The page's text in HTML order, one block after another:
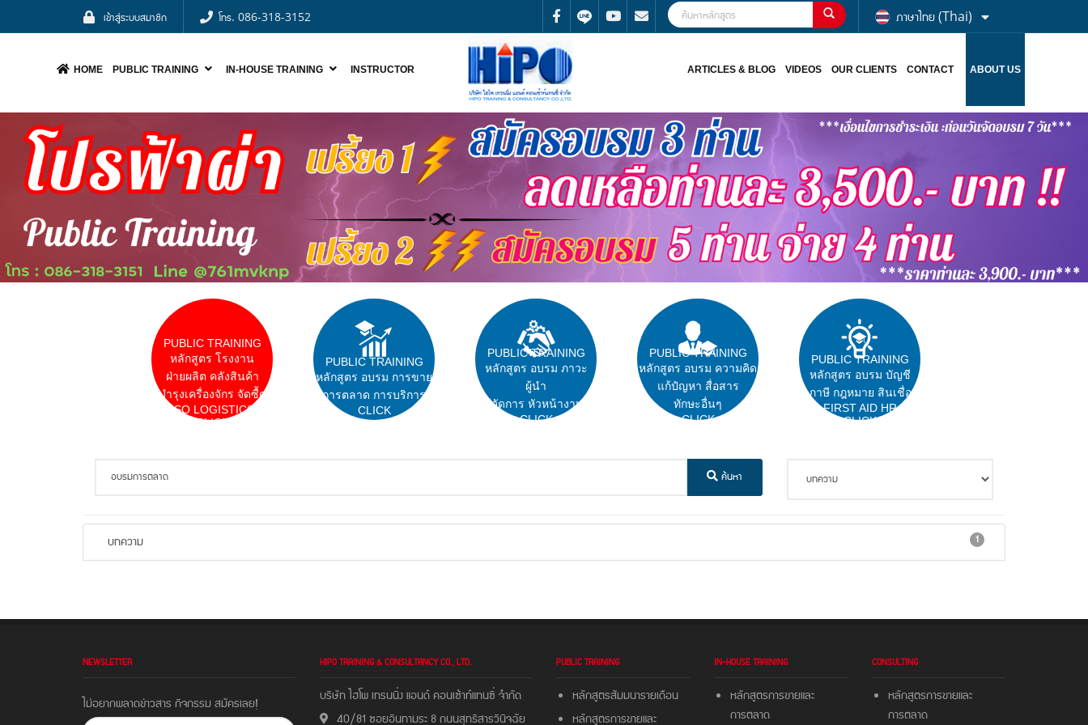
เข้าสู่ระบบสมาชิก โทร. 086-318-3152 ภาษาไทย (Thai)
HOME PUBLIC TRAINING IN-HOUSE TRAINING INSTRUCTOR ARTICLES & BLOG VIDEOS OUR CLIENTS CONTACT ABOUT US
PUBLIC TRAINING
หลักสูตร โรงงาน
ฝ่ายผลิต คลังสินค้า
บำรุงเครื่องจักร จัดซื้ด
ISO LOGISTICS
CLICK
PUBLIC TRAINING
หลักสูตร อบรม การขาย
การตลาด การบริการ
CLICK
PUBLIC TRAINING
หลักสูตร อบรม ภาวะ
ผู้นำ
ผู้จัดการ หัวหน้างาน
CLICK
PUBLIC TRAINING
หลักสูตร อบรม ความคิด
แก้ปํญหา สื่อสาร
ทักษะอื่นๆ
CLICK
PUBLIC TRAINING
หลักสูตร อบรม บัญชี
ภาษี กฎหมาย สินเชื่อ
FIRST AID HR
CLICK
ค้นหา
1
บทความ
NEWSLETTER
ไม่อยากพลาดข่าวสาร กิจกรรม สมัครเลย!
HIPO TRAINING & CONSULTANCY CO., LTD.
บริษัท ไฮโพ เทรนนิ่ง แอนด์ คอนเซ้าท์แทนซี่ จํากัด
40/81 ซอยอินทามระ 8 ถนนสุทธิสารวินิจฉัย
PUBLIC TRAINING
หลักสูตรสัมมนารายเดือน
หลักสูตรการขายและ
IN-HOUSE TRAINING
หลักสูตรการขายและ
การตลาด
CONSULTING
หลักสูตรการขายและ
การตลาด